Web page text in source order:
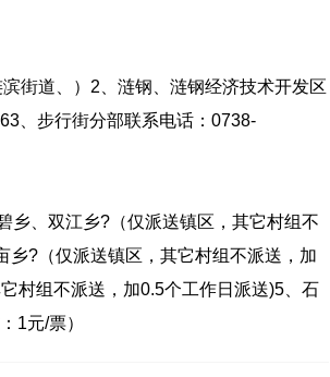
街道、）2、涟钢、涟钢经济技术开发区
、步行街分部联系电话：0738-
乡、双江乡?（仅派送镇区，其它村组不
乡?（仅派送镇区，其它村组不派送，加
村组不派送，加0.5个工作日派送)5、石
1元/票）